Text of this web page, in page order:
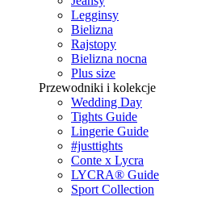
Legginsy
Bielizna
Rajstopy
Bielizna nocna
Plus size
Przewodniki i kolekcje
Wedding Day
Tights Guide
Lingerie Guide
#justtights
Conte x Lycra
LYCRA® Guide
Sport Сollection